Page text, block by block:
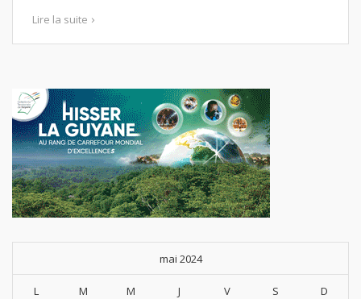
Lire la suite
mai 2024
L M M J V S D